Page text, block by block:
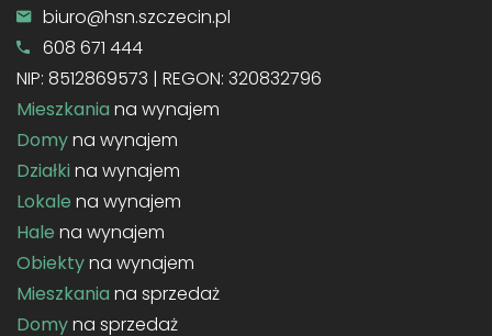
biuro@hsn.szczecin.pl
608 671 444
NIP: 8512869573 | REGON: 320832796
Mieszkania na wynajem
Domyna wynajem
Działki na wynajem
Lokale na wynajem
Hale na wynajem
Obiektyna wynajem
Mieszkania na sprzedaż
Domyna sprzedaż